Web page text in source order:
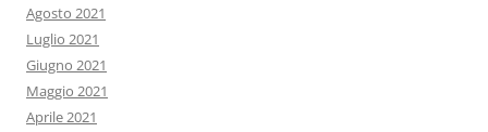
Agosto 2021
Luglio 2021
Giugno 2021
Maggio 2021
Aprile 2021